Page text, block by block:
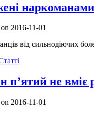
наркоманами
on 2016-11-01
від сильнодіючих
не вміє
on 2016-11-01